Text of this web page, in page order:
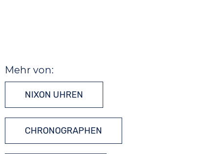
Mehr von:
NIXON UHREN
CHRONOGRAPHEN